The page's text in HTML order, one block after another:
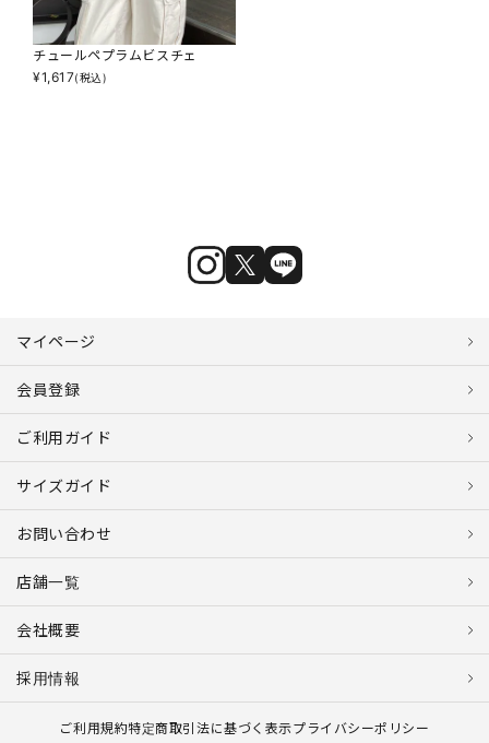
チュールペプラムビスチェ
¥1,617(税込)
マイページ
会員登録
ご利用ガイド
サイズガイド
お問い合わせ
店舗一覧
会社概要
採用情報
ご利用規約特定商取引法に基づく表示プライバシーポリシー